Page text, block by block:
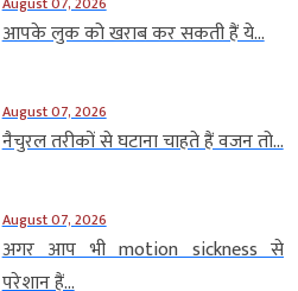
आपके लुक को खराब कर सकती हैं ये...
August 07, 2026
नैचुरल तरीकों से घटाना चाहते हैं वजन तो...
August 07, 2026
अगर आप भी motion sickness से
परेशान हैं...